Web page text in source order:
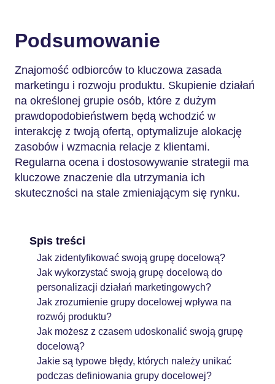
Podsumowanie
Znajomość odbiorców to kluczowa zasada
marketingu i rozwoju produktu. Skupienie działań
na określonej grupie osób, które z dużym
prawdopodobieństwem będą wchodzić w
interakcję z twoją ofertą, optymalizuje alokację
zasobów i wzmacnia relacje z klientami.
Regularna ocena i dostosowywanie strategii ma
kluczowe znaczenie dla utrzymania ich
skuteczności na stale zmieniającym się rynku.
Spis treści
Jak zidentyfikować swoją grupę docelową?
Jak wykorzystać swoją grupę docelową do
personalizacji działań marketingowych?
Jak zrozumienie grupy docelowej wpływa na
rozwój produktu?
Jak możesz z czasem udoskonalić swoją grupę
docelową?
Jakie są typowe błędy, których należy unikać
podczas definiowania grupy docelowej?